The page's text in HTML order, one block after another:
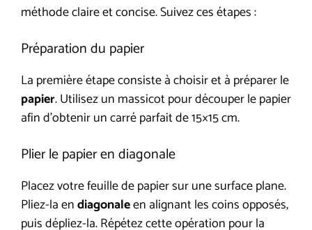
méthode claire et concise. Suivez ces étapes :
Préparation du papier
La première étape consiste à choisir et à préparer le
papier. Utilisez un massicot pour découper le papier
afin d’obtenir un carré parfait de 15×15 cm.
Plier le papier en diagonale
Placez votre feuille de papier sur une surface plane.
Pliez-la endiagonaleen alignant les coins opposés,
puis dépliez-la. Répétez cette opération pour la